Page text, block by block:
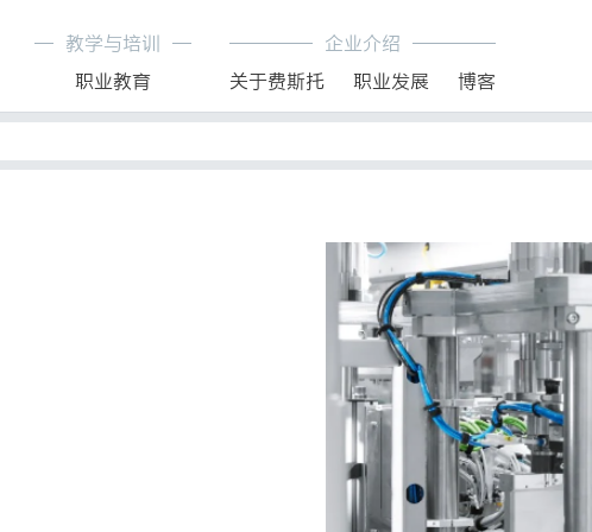
教学与培训
职业教育
企业介绍
关于费斯托
职业发展 博客